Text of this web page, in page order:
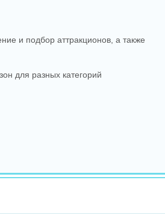
и подбор аттракционов, а также
для разных категорий